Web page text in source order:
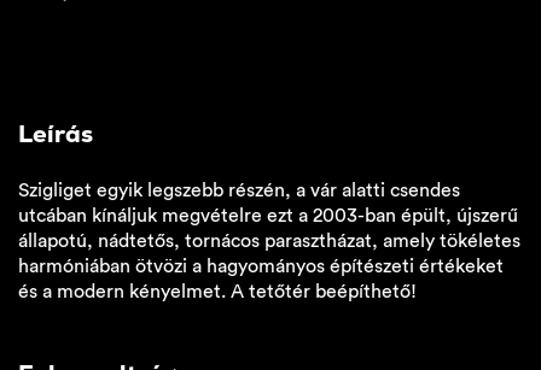
Leírás
Szigliget egyik legszebb részén, a vár alatti csendes
utcában kínáljuk megvételre ezt a 2003-ban épült, újszerű
állapotú, nádtetős, tornácos parasztházat, amely tökéletes
harmóniában ötvözi a hagyományos építészeti értékeket
és a modern kényelmet. A tetőtér beépíthető!